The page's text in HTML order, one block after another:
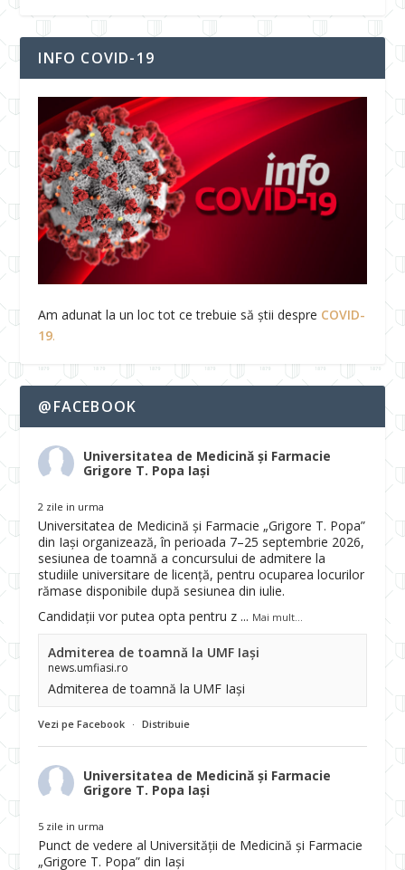
INFO COVID-19
Am adunat la un loc tot ce trebuie să știi despre COVID-
19.
@FACEBOOK
Universitatea de Medicină și Farmacie
Grigore T. Popa Iași
2 zile in urma
Universitatea de Medicină și Farmacie „Grigore T. Popa”
din Iași organizează, în perioada 7–25 septembrie 2026,
sesiunea de toamnă a concursului de admitere la
studiile universitare de licență, pentru ocuparea locurilor
rămase disponibile după sesiunea din iulie.
Candidații vor putea opta pentru z ... Mai mult...
Admiterea de toamnă la UMF Iași
news.umfiasi.ro
Admiterea de toamnă la UMF Iași
Vezi pe Facebook · Distribuie
Universitatea de Medicină și Farmacie
Grigore T. Popa Iași
5 zile in urma
Punct de vedere al Universității de Medicină și Farmacie
„Grigore T. Popa” din Iași